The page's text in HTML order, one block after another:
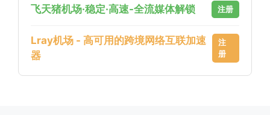
飞天猪机场·稳定·高速-全流媒体解锁 注册
Lray机场 - 高可用的跨境网络互联加速
器
注
册